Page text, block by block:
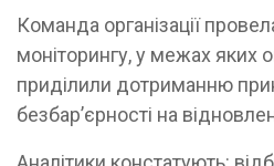
Команда організації
моніторингу, у межах яких
приділили дотриманню
безбар’єрності на